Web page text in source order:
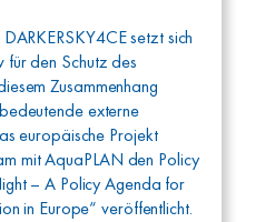
setzt sich
den Schutz des
Zusammenhang
externe
europäische Projekt
mit AquaPLAN den Policy
– A Policy Agenda for
in Europe“ veröffentlicht.